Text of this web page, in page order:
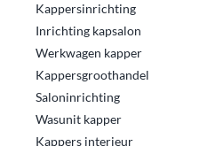
Kappersinrichting
Inrichting kapsalon
Werkwagen kapper
Kappersgroothandel
Saloninrichting
Wasunit kapper
Kappers interieur